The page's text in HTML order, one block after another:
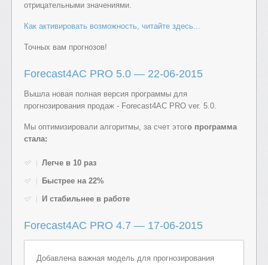
отрицательными значениями.
Как активировать возможность, читайте здесь...
Точных вам прогнозов!
Forecast4AC PRO 5.0 — 22-06-2015
Вышла новая полная версия программы для
прогнозирования продаж - Forecast4AC PRO ver. 5.0.
Мы оптимизировали алгоритмы, за счет этого программа
стала:
Легче в 10 раз
Быстрее на 22%
И стабильнее в работе
Forecast4AC PRO 4.7 — 17-06-2015
Добавлена важная модель для прогнозирования